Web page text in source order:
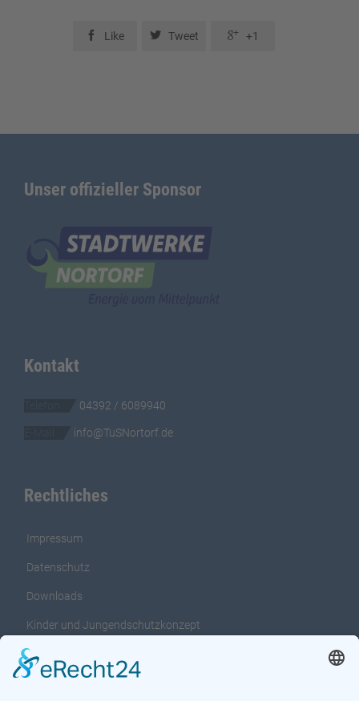
 Like  Tweet  +1
Unser offizieller Sponsor
Kontakt
04392 / 6089940
info@TuSNortorf.de
Rechtliches
Impressum
Datenschutz
Downloads
Kinder und Jungendschutzkonzept
Interventionsleitfaden für das Kinder und
Jungendschutzkonzept